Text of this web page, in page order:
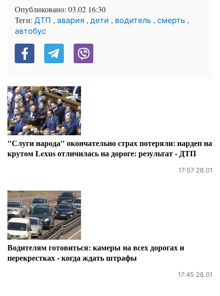
Опубликовано: 03.02 16:30
Теги: ДТП , авария , дети , водитель , смерть ,
автобус
"Слуги народа" окончательно страх потеряли: нардеп на
крутом Lexus отличилась на дороге: результат - ДТП
17:57 28.01
Водителям готовиться: камеры на всех дорогах и
перекрестках - когда ждать штрафы
17:45 28.01